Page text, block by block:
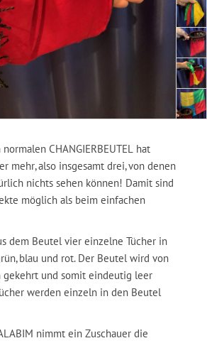
CHANGIERBEUTEL hat
mehr, also insgesamt drei, von denen
nichts sehen können! Damit sind
möglich als beim einfachen
dem Beutel vier einzelne Tücher in
blau und rot. Der Beutel wird von
gekehrt und somit eindeutig leer
werden einzeln in den Beutel
nimmt ein Zuschauer die